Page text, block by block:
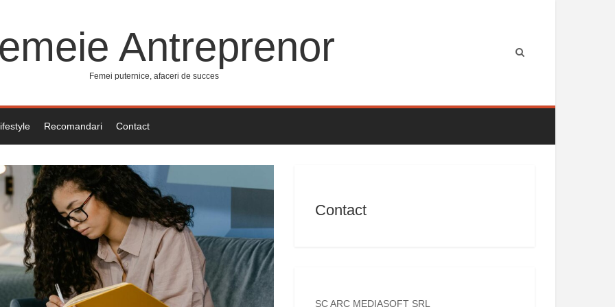
Antreprenor
Femei puternice, afaceri de succes
Recomandari Contact
Contact
SC ARC MEDIASOFT SRL